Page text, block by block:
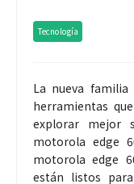
Tecnología
La nueva
herramientas
explorar mejor
motorola edge
motorola edge
están listos